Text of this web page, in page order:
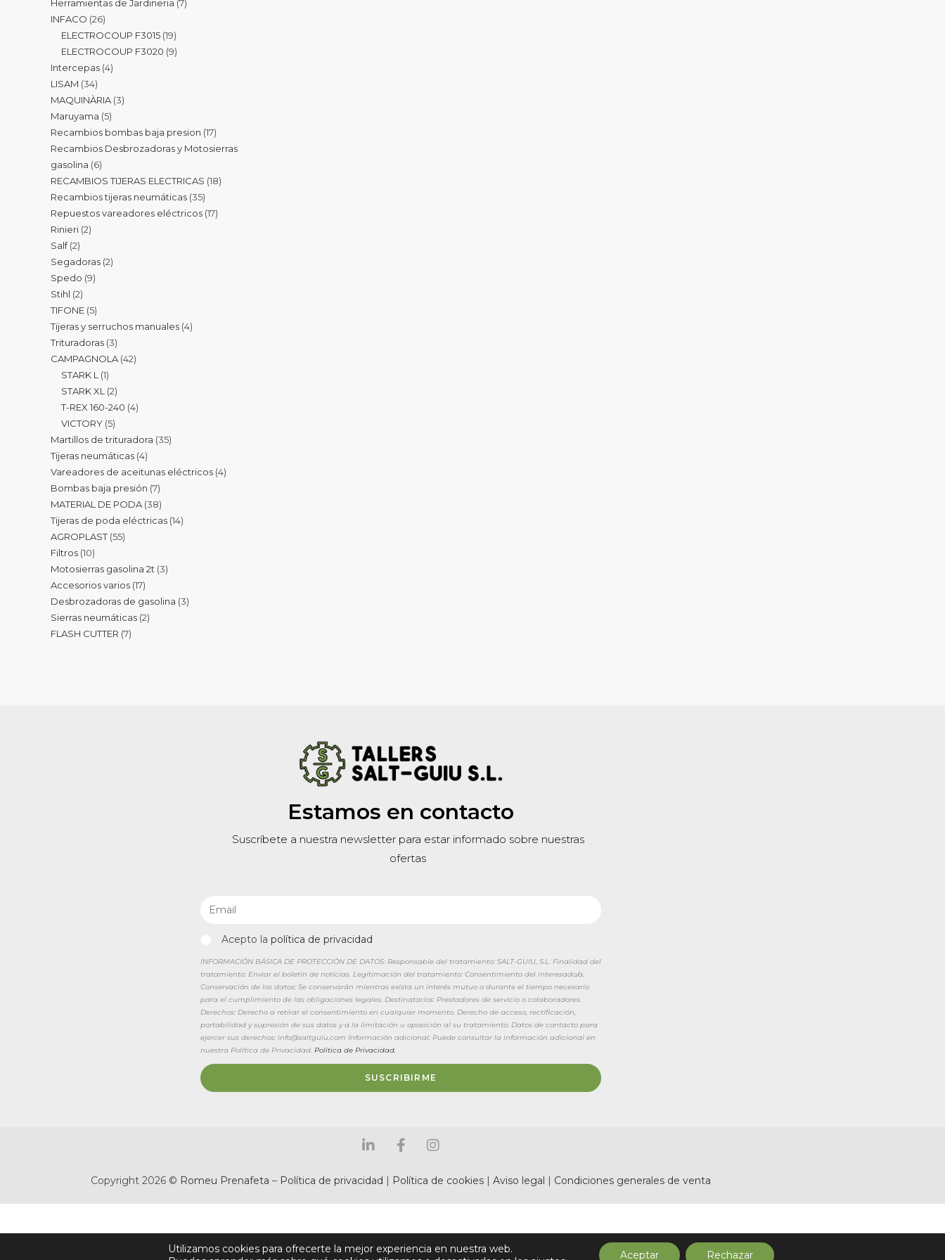
Herramientas de Jardineria 7
INFACO 26
ELECTROCOUP F3015 19
ELECTROCOUP F3020 9
Intercepas 4
LISAM 34
MAQUINÀRIA 3
Maruyama 5
Recambios bombas baja presion 17
Recambios Desbrozadoras y Motosierras
gasolina 6
RECAMBIOS TIJERAS ELECTRICAS 18
Recambios tijeras neumáticas 35
Repuestos vareadores eléctricos 17
Rinieri 2
Salf 2
Segadoras 2
Spedo 9
Stihl 2
TIFONE 5
Tijeras y serruchos manuales 4
Trituradoras 3
CAMPAGNOLA 42
STARK L
1
STARK XL
2
T-REX 160-240 4
VICTORY 5
Martillos de trituradora 35
Tijeras neumáticas 4
Vareadores de aceitunas eléctricos 4
Bombas baja presión 7
MATERIAL DE PODA 38
Tijeras de poda eléctricas 14
AGROPLAST 55
Filtros 10
Motosierras gasolina 2t 3
Accesorios varios 17
Desbrozadoras de gasolina 3
Sierras neumáticas 2
FLASH CUTTER 7
Estamos en contacto
Suscríbete a nuestra newsletter para estar informado sobre nuestras
ofertas
Acepto la política de privacidad
INFORMACIÓN BÁSICA DE PROTECCIÓN DE DATOS: Responsable del tratamiento: SALT-GUIU, S.L. Finalidad del
tratamiento: Enviar el boletín de noticias. Legitimación del tratamiento: Consentimiento del interesado/a.
Conservación de los datos: Se conservarán mientras exista un interés mutuo o durante el tiempo necesario
para el cumplimiento de las obligaciones legales. Destinatarios: Prestadores de servicio o colaboradores.
Derechos: Derecho a retirar el consentimiento en cualquier momento. Derecho de acceso, rectificación,
portabilidad y supresión de sus datos y a la limitación u oposición al su tratamiento. Datos de contacto para
ejercer sus derechos: info@saltguiu.com Información adicional: Puede consultar la información adicional en
nuestra Política de Privacidad. Política de Privacidad.
SUSCRIBIRME
Copyright 2026 © Romeu Prenafeta – Política de privacidad Política de cookies Aviso legal Condiciones generales de venta
Utilizamos cookies para ofrecerte la mejor experiencia en nuestra web.
Aceptar Rechazar